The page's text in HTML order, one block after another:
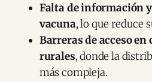
Falta de información
vacuna, lo que reduce
Barreras de acceso
rurales, donde la
más compleja.